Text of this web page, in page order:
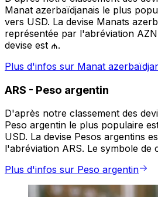
Manat azerbaïdjanais le plus
vers USD. La devise Manats
représentée par l'abréviation
devise est ₼.
Plus d'infos sur Manat
ARS - Peso argentin
D'après notre classement des
Peso argentin le plus populaire
USD. La devise Pesos argentins
l'abréviation ARS. Le symbole de
Plus d'infos sur Peso argentin